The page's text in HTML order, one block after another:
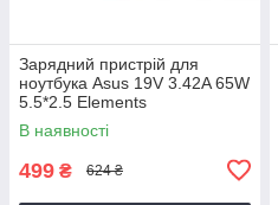
Зарядний пристрій для
ноутбука Asus 19V 3.42A 65W
5.5*2.5 Elements
В наявності
499 ₴ 624 ₴